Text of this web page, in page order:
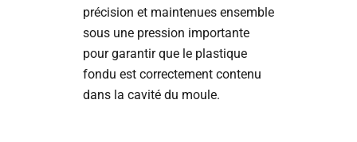
précision et maintenues ensemble
sous une pression importante
pour garantir que le plastique
fondu est correctement contenu
dans la cavité du moule.